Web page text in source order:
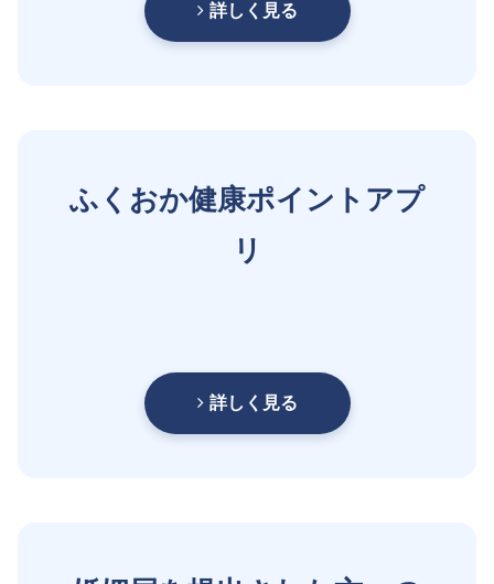
詳しく見る
ふくおか健康ポイントアプ
リ
詳しく見る